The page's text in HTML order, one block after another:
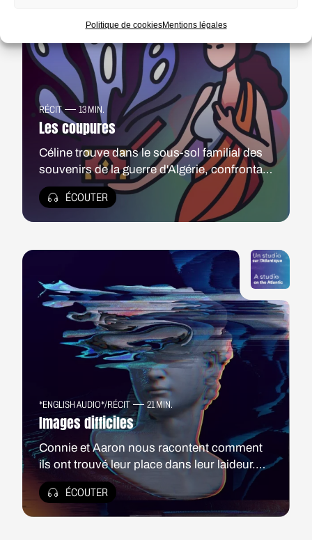
Politique de cookiesMentions légales
RÉCIT 13 MIN.
Les coupures
Céline trouve dans le sous-sol familial des
souvenirs de la guerre d'Algérie, confrontant
ainsi un passé longtemps dissimulé.
ÉCOUTER
*ENGLISH AUDIO*/RÉCIT 21 MIN.
Images difficiles
Connie et Aaron nous racontent comment
ils ont trouvé leur place dans leur laideur.
Une exploration des rejets auxquels ils ont
été confrontés en tant que corps en
situation de handicap et du refuge qu'ils ont
ÉCOUTER